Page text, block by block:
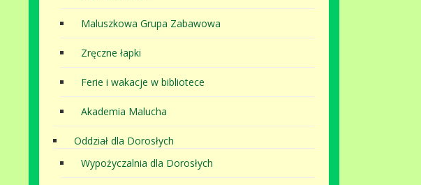
Maluszkowa Grupa Zabawowa
Zręczne łapki
Ferie i wakacje w bibliotece
Akademia Malucha
Oddział dla Dorosłych
Wypożyczalnia dla Dorosłych